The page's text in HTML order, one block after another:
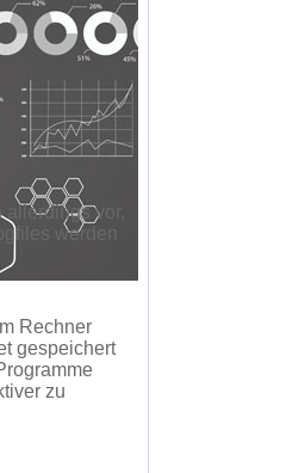
allerdings vor,
werden
Rechner
gespeichert
zu